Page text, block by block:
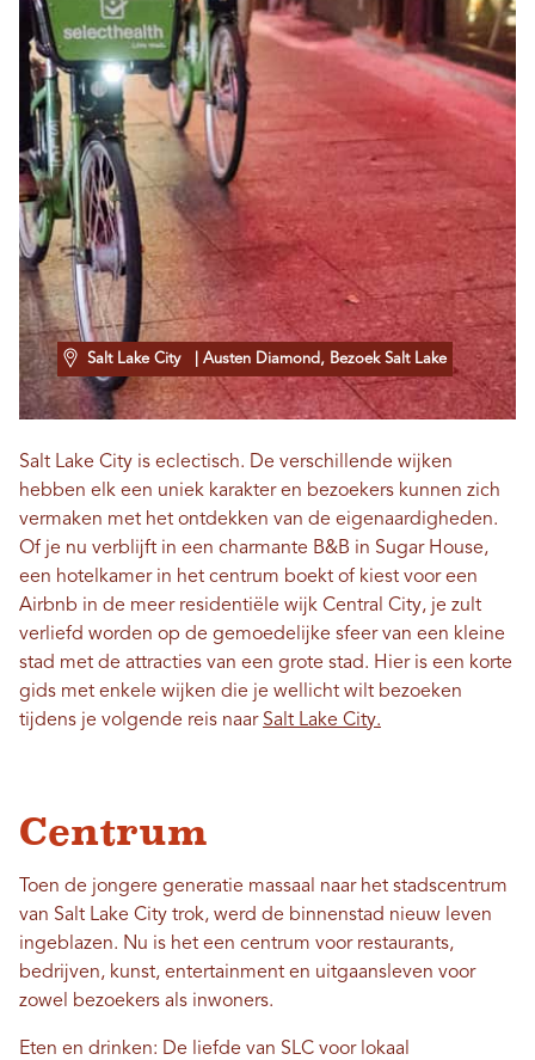
Salt Lake City | Austen Diamond, Bezoek Salt Lake
Salt Lake City is eclectisch. De verschillende wijken
hebben elk een uniek karakter en bezoekers kunnen zich
vermaken met het ontdekken van de eigenaardigheden.
Of je nu verblijft in een charmante B&B in Sugar House,
een hotelkamer in het centrum boekt of kiest voor een
Airbnb in de meer residentiële wijk Central City, je zult
verliefd worden op de gemoedelijke sfeer van een kleine
stad met de attracties van een grote stad. Hier is een korte
gids met enkele wijken die je wellicht wilt bezoeken
tijdens je volgende reis naar Salt Lake City.
Centrum
Toen de jongere generatie massaal naar het stadscentrum
van Salt Lake City trok, werd de binnenstad nieuw leven
ingeblazen. Nu is het een centrum voor restaurants,
bedrijven, kunst, entertainment en uitgaansleven voor
zowel bezoekers als inwoners.
Eten en drinken: De liefde van SLC voor lokaal